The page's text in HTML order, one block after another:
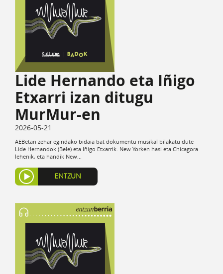
Lide Hernando eta Iñigo
Etxarri izan ditugu
MurMur-en
2026-05-21
AEBetan zehar egindako bidaia bat dokumentu musikal bilakatu dute
Lide Hernandok (Bele) eta Iñigo Etxarrik. New Yorken hasi eta Chicagora
lehenik, eta handik New...
ENTZUN